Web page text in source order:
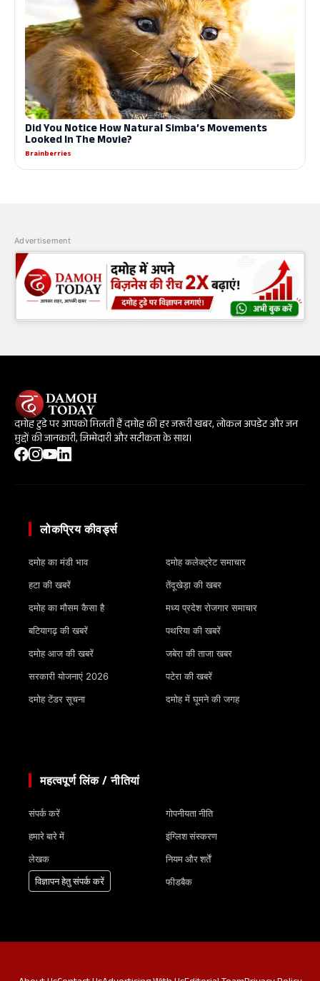
Advertisement
दमोह टुडे पर आपको मिलती हैं दमोह की हर जरूरी खबर, लोकल अपडेट और जन
मुद्दों की जानकारी, जिम्मेदारी और सटीकता के साथ।
लोकप्रिय कीवर्ड्स
दमोह का मंडी भाव
हटा की खबरें
दमोह का मौसम कैसा है
बटियागढ़ की खबरें
दमोह आज की खबरें
सरकारी योजनाएं 2026
दमोह टेंडर सूचना
दमोह कलेक्ट्रेट समाचार
तेंदूखेड़ा की खबर
मध्य प्रदेश रोजगार समाचार
पथरिया की खबरें
जबेरा की ताजा खबर
पटेरा की खबरें
दमोह में घूमने की जगह
महत्वपूर्ण लिंक / नीतियां
संपर्क करें
हमारे बारे में
लेखक
विज्ञापन हेतु संपर्क करें
गोपनीयता नीति
इंग्लिश संस्करण
नियम और शर्तें
फीडबैक